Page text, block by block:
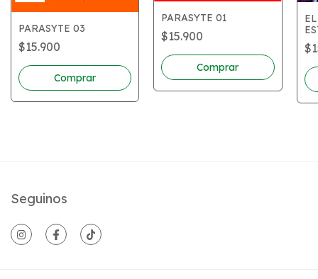
PARASYTE 03
$15.900
PARASYTE 01
$15.900
Seguinos